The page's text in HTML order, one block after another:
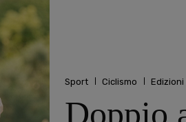
Sport Ciclismo Edizioni
Doppio